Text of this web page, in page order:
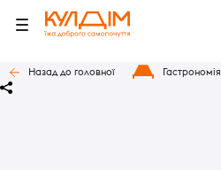
Назад до головної Гастрономія